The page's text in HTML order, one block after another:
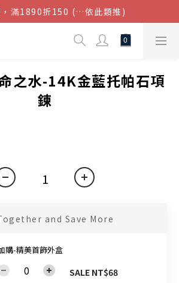
金額滿$1080超取免運
，滿1890折150 (…依此類推)
方LINE帳號，獲得50元現金券
命之水-14K金藍托帕石項
鍊
and Save More
購-精美首飾外盒
SALE NT$68